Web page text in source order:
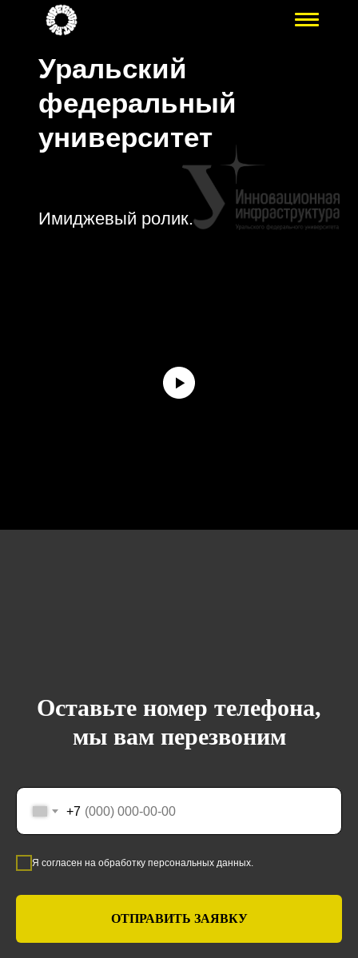
федеральный
университет
Имиджевый ролик.
Оставьте номер телефона,
мы вам перезвоним
+7
Я согласен на обработку персональных данных.
ОТПРАВИТЬ ЗАЯВКУ